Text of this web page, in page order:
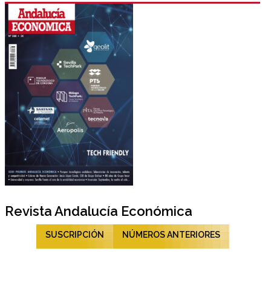
Revista Andalucía Económica
SUSCRIPCIÓN NÚMEROS ANTERIORES